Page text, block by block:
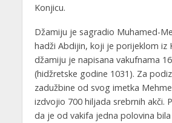
Konjicu.
Džamiju je sagradio Muhamed-
hadži Abdijin, koji je porijeklom iz
džamiju je napisana vakufnama
(hidžretske godine 1031). Za
zadužbine od svog imetka
izdvojio 700 hiljada srebrnih akči.
da je od vakifa jedna polovina